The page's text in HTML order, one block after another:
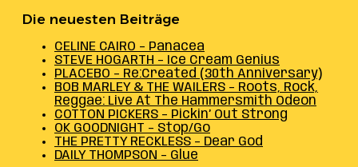
Die neuesten Beiträge
CELINE CAIRO – Panacea
STEVE HOGARTH – Ice Cream Genius
PLACEBO – Re:Created (30th Anniversary)
BOB MARLEY & THE WAILERS – Roots, Rock,
Reggae: Live At The Hammersmith Odeon
COTTON PICKERS – Pickin’ Out Strong
OK GOODNIGHT – Stop/Go
THE PRETTY RECKLESS – Dear God
DAILY THOMPSON – Glue